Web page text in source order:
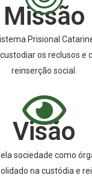
Missão
Prisional
os reclusos e
reinserção social.
Visão
sociedade como
na custódia e